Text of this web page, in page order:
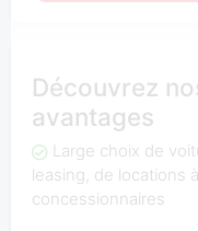
Découvrez
avantages
Large choix de
leasing, de locations
concessionnaires